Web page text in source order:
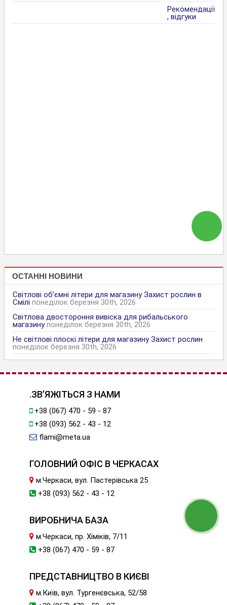
Рекомендації
, відгуки
ОСТАННІ НОВИНИ
Світлові об’ємні літери для магазину Захист рослин в
Смілі понеділок березня 30th, 2026
Світлова двостороння вивіска для рибальського
магазину понеділок березня 30th, 2026
Не світлові плоскі літери для магазину Захист рослин
понеділок березня 30th, 2026
.ЗВ’ЯЖІТЬСЯ З НАМИ
+38 (067) 470 - 59 - 87
+38 (093) 562 - 43 - 12
flami@meta.ua
ГОЛОВНИЙ ОФІС В ЧЕРКАСАХ
м.Черкаси, вул. Пастерівська 25
+38 (093) 562 - 43 - 12
ВИРОБНИЧА БАЗА
м.Черкаси, пр. Хіміків, 7/11
+38 (067) 470 - 59 - 87
ПРЕДСТАВНИЦТВО В КИЄВІ
м.Київ, вул. Тургенєвська, 52/58